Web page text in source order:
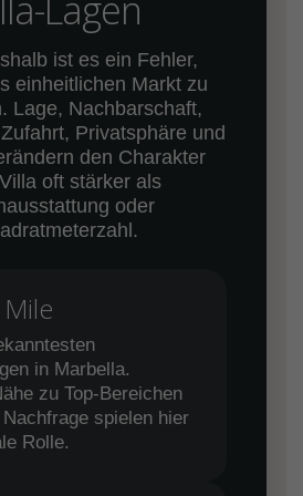
ist es ein Fehler,
einheitlichen Markt zu
Lage, Nachbarschaft,
Privatsphäre und
den Charakter
oft stärker als
oder
in Marbella.
zu Top-Bereichen
spielen hier
Rolle.